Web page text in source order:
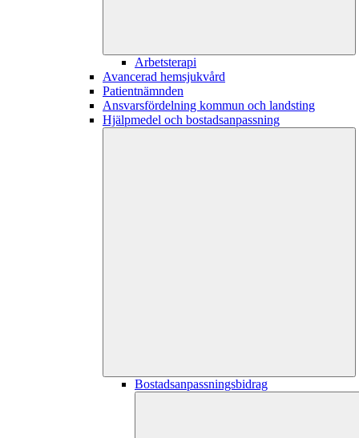
Arbetsterapi
Avancerad hemsjukvård
Patientnämnden
Ansvarsfördelning kommun och landsting
Hjälpmedel och bostadsanpassning
Bostadsanpassningsbidrag